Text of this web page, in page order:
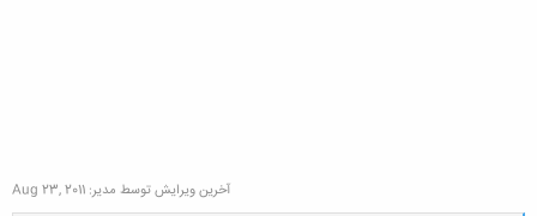
آخرین ویرایش توسط مدیر: Aug 23, 2011